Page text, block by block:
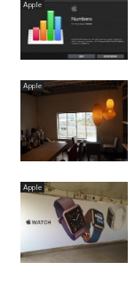
Apple
Apple
Apple